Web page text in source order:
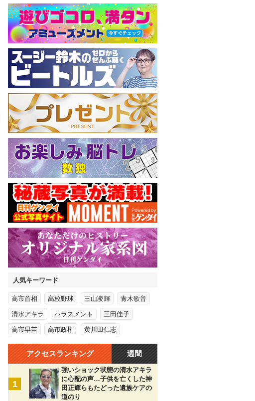
人気キーワード
高市首相 高校野球 三山凌輝 青木歌音
清水アキラ ハラスメント 三田佳子
高市早苗 高市政権 黄川田仁志
アクセスランキング 週間
1
強いショック状態の清水アキラ
に心配の声…子供を亡くした神
田正輝らもたどった遺族ケアの
道のり